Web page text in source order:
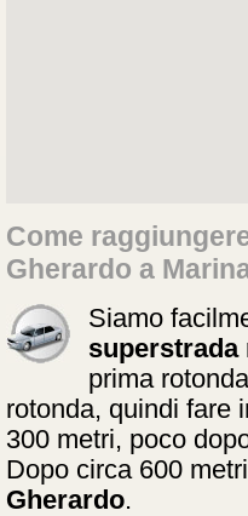
Come
Gherardo a
Siamo
superstrada
prima
rotonda, quindi fare
300 metri, poco
Dopo circa 600
Gherardo.